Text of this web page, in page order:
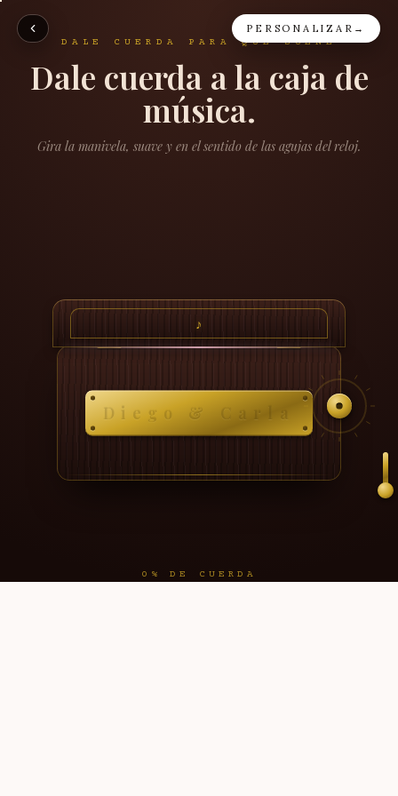
DALE CUERDA PARA QUE SUENE
Dale cuerda a la caja de
música.
Gira la manivela, suave y en el sentido de las agujas del reloj.
Diego & Carla
♪
0% DE CUERDA
PERSONALIZAR →